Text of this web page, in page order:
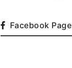
Facebook Page